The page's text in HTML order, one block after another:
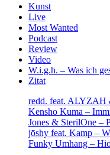
Kunst
Live
Most Wanted
Podcast
Review
Video
W.i.g.h. – Was ich
Zitat
redd. feat. ALYZAH
Kensho Kuma –
Jones & SterilOne –
jōshy feat. Kamp –
Funky Umhang –